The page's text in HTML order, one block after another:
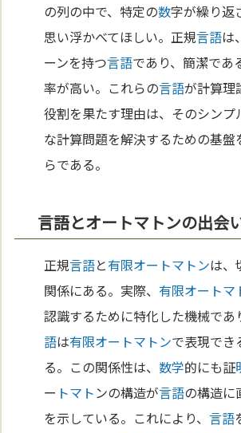
の列の中で、特定の数字が繰り返
思い浮かべてほしい。正規言語は
ーンを持つ言語であり、簡潔であ
率が高い。これらの言語が計算理
役割を果たす理由は、そのシンプ
な計算問題を解決するための基
らである。
言語とオートマトンの出会
正規言語と有限オートマトンは、
関係にある。実際、 有限オートマ
認識するために特化した機械であ
語は有限オートマトンで表現でき
る。この関係性は、数学的にも証
ー トマトンの構造が言語の構造に
を示している。これにより、言語